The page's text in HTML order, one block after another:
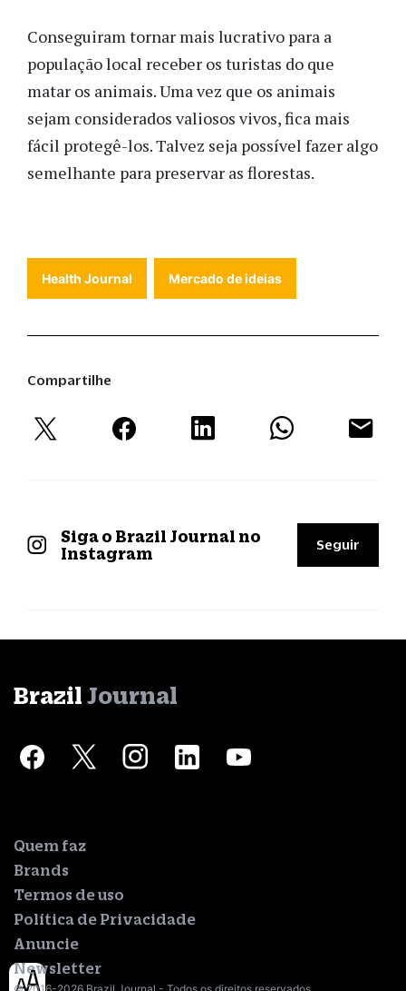
Conseguiram tornar mais lucrativo para a
população local receber os turistas do que
matar os animais. Uma vez que os animais
sejam considerados valiosos vivos, fica mais
fácil protegê-los. Talvez seja possível fazer algo
semelhante para preservar as florestas.
Health Journal Mercado de ideias
Compartilhe
Siga o Brazil Journal no
Instagram
Seguir
Brazil Journal
Quem faz
Brands
Termos de uso
Política de Privacidade
Anuncie
Newsletter